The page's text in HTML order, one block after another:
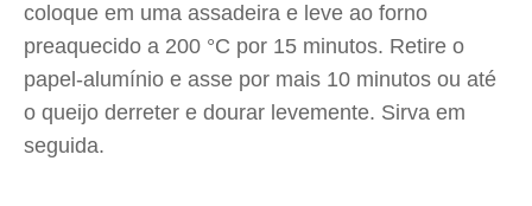
coloque em uma assadeira e leve ao forno
preaquecido a 200 °C por 15 minutos. Retire o
papel-alumínio e asse por mais 10 minutos ou até
o queijo derreter e dourar levemente. Sirva em
seguida.